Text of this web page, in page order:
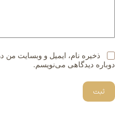
ذخیره نام، ایمیل و وبسایت من
دوباره دیدگاهی می‌نویسم.
ثبت